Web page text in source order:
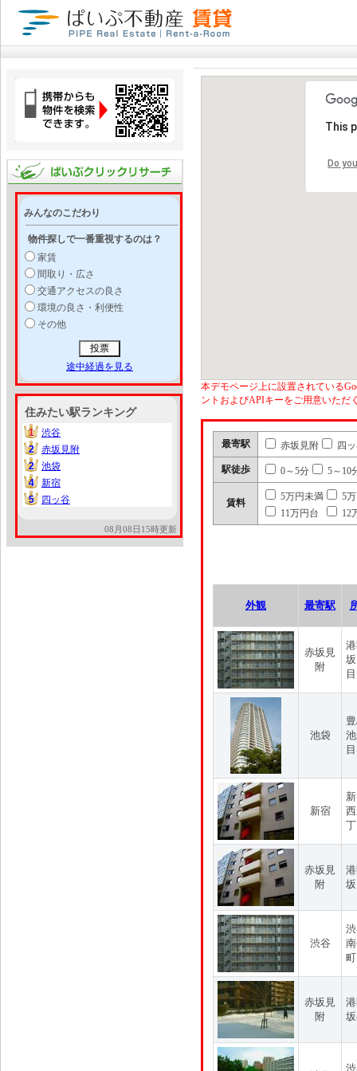
みんなのこだわり
物件探しで一番重視するのは？
家賃
間取り・広さ
交通アクセスの良さ
環境の良さ・利便性
その他
途中経過を見る
住みたい駅ランキング
1
1
渋谷
2
2
赤坂見附
2
2
池袋
4
4
新宿
5
5 四ッ谷
08月08日15時更新
This
Do
本デモページ上に設置されている
ントおよびAPIキーをご用意いただ
最寄駅 赤坂見附 四
駅徒歩 0～5分 5～10
賃料
5万円未満
5
11万円台
12
外観 最寄駅
赤坂見
附
目
池袋
目
新宿
赤坂見
附
渋谷
赤坂見
附